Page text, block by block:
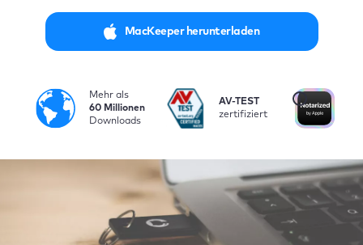
MacKeeper herunterladen
Mehr als
60 Millionen
Downloads
i
AV-TEST
zertifiziert